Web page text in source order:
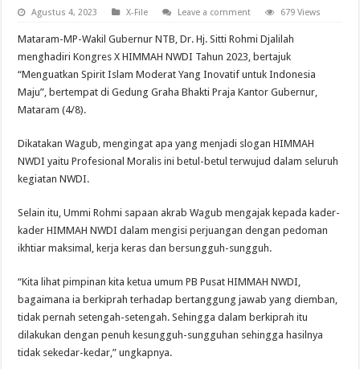
Agustus 4, 2023 X-File Leave a comment 679 Views
Mataram-MP-Wakil Gubernur NTB, Dr. Hj. Sitti Rohmi Djalilah
menghadiri Kongres X HIMMAH NWDI Tahun 2023, bertajuk
“Menguatkan Spirit Islam Moderat Yang Inovatif untuk Indonesia
Maju”, bertempat di Gedung Graha Bhakti Praja Kantor Gubernur,
Mataram (4/8).
Dikatakan Wagub, mengingat apa yang menjadi slogan HIMMAH
NWDI yaitu Profesional Moralis ini betul-betul terwujud dalam seluruh
kegiatan NWDI.
Selain itu, Ummi Rohmi sapaan akrab Wagub mengajak kepada kader-
kader HIMMAH NWDI dalam mengisi perjuangan dengan pedoman
ikhtiar maksimal, kerja keras dan bersungguh-sungguh.
“Kita lihat pimpinan kita ketua umum PB Pusat HIMMAH NWDI,
bagaimana ia berkiprah terhadap bertanggung jawab yang diemban,
tidak pernah setengah-setengah. Sehingga dalam berkiprah itu
dilakukan dengan penuh kesungguh-sungguhan sehingga hasilnya
tidak sekedar-kedar,” ungkapnya.